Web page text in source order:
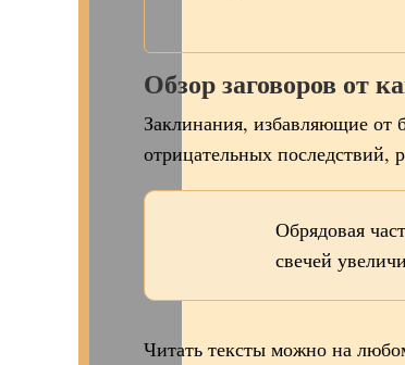
Обзор заговоров от
Заклинания, избавляющие от
отрицательных последствий,
Обрядовая
свечей
Читать тексты можно на